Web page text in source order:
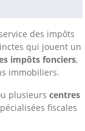
des impôts
qui jouent un
impôts fonciers,
immobiliers.
plusieurs centres
fiscales